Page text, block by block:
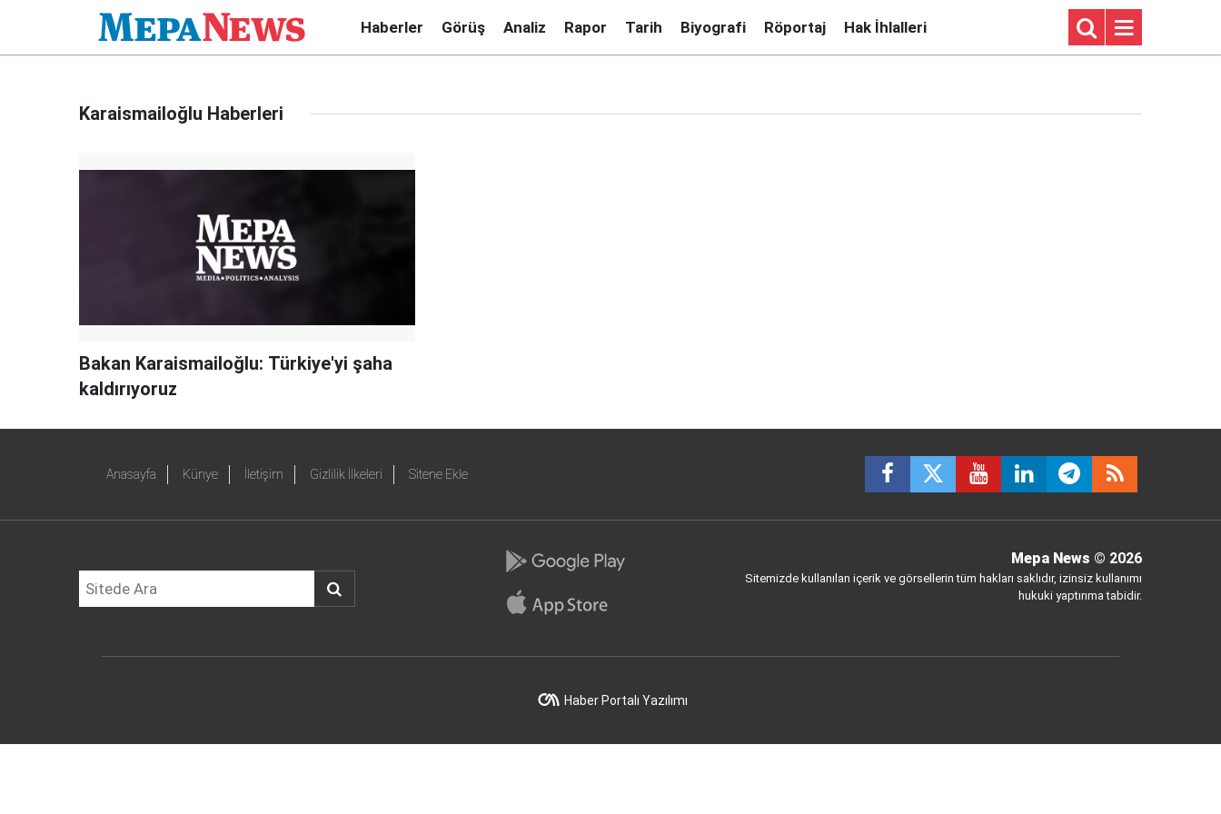
Haberler Görüş Analiz Rapor Tarih Biyografi Röportaj Hak İhlalleri
Karaismailoğlu Haberleri
Bakan Karaismailoğlu: Türkiye'yi şaha
kaldırıyoruz
Anasayfa Künye İletişim Gizlilik İlkeleri Sitene Ekle
Mepa News © 2026
Sitemizde kullanılan içerik ve görsellerin tüm hakları saklıdır, izinsiz kullanımı
hukuki yaptırıma tabidir.
Haber Portalı Yazılımı